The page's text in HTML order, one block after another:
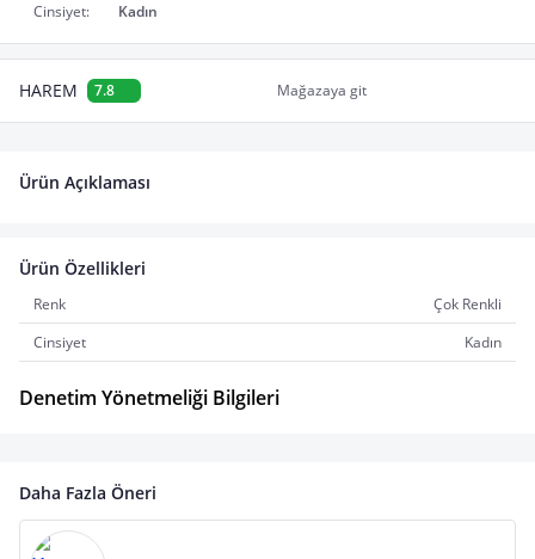
Cinsiyet:
Kadın
HAREM 7.8 Mağazaya git
Ürün Açıklaması
Ürün Özellikleri
Renk
Çok Renkli
Cinsiyet
Kadın
Denetim Yönetmeliği Bilgileri
Daha Fazla Öneri